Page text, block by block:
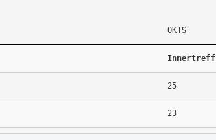
OKTS
Innertreff
25
23